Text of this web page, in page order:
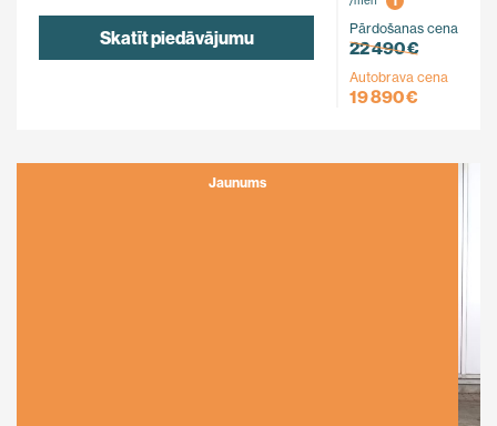
Skatīt piedāvājumu
Pārdošanas cena
22 490 €
Autobrava cena
19 890 €
Jaunums